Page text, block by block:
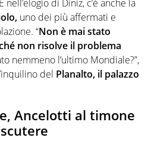
nell’elogio di Diniz, c’è anche la
uno dei più affermati e
“Non è mai stato
non risolve il problema
nemmeno l’ultimo Mondiale?”,
del Planalto, il palazzo
Ancelotti al timone